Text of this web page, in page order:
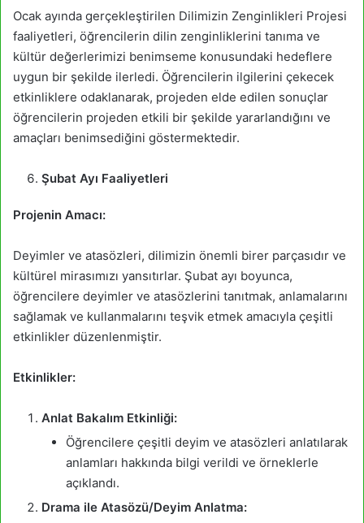
Ocak ayında gerçekleştirilen Dilimizin Zenginlikleri Projesi
faaliyetleri, öğrencilerin dilin zenginliklerini tanıma ve
kültür değerlerimizi benimseme konusundaki hedeflere
uygun bir şekilde ilerledi. Öğrencilerin ilgilerini çekecek
etkinliklere odaklanarak, projeden elde edilen sonuçlar
öğrencilerin projeden etkili bir şekilde yararlandığını ve
amaçları benimsediğini göstermektedir.
Şubat Ayı Faaliyetleri
Projenin Amacı:
Deyimler ve atasözleri, dilimizin önemli birer parçasıdır ve
kültürel mirasımızı yansıtırlar. Şubat ayı boyunca,
öğrencilere deyimler ve atasözlerini tanıtmak, anlamalarını
sağlamak ve kullanmalarını teşvik etmek amacıyla çeşitli
etkinlikler düzenlenmiştir.
Etkinlikler:
Anlat Bakalım Etkinliği:
Öğrencilere çeşitli deyim ve atasözleri anlatılarak
anlamları hakkında bilgi verildi ve örneklerle
açıklandı.
Drama ile Atasözü/Deyim Anlatma: